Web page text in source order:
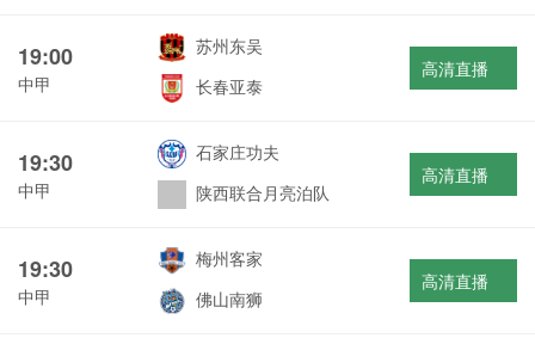
19:00
中甲
苏州东吴
长春亚泰
高清直播
19:30
中甲
石家庄功夫
陕西联合月亮泊队
高清直播
19:30
中甲
梅州客家
佛山南狮
高清直播